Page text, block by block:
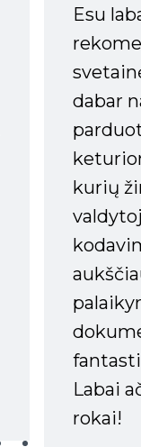
Esu
dabar
kurių
Labai
rokai!